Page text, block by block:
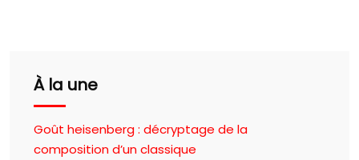
À la une
Goût heisenberg : décryptage de la
composition d’un classique